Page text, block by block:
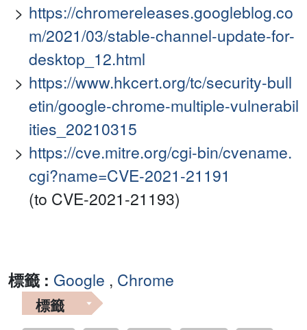
https://chromereleases.googleblog.co
m/2021/03/stable-channel-update-for-
desktop_12.html
https://www.hkcert.org/tc/security-bull
etin/google-chrome-multiple-vulnerabil
ities_20210315
https://cve.mitre.org/cgi-bin/cvename.
cgi?name=CVE-2021-21191
(to CVE-2021-21193)
標籤 : Google , Chrome
標籤